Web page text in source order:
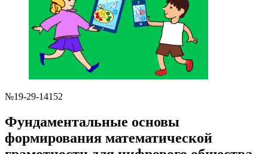
№19-29-14152
Фундаментальные основы
формирования математической